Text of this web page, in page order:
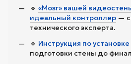
🔹 «Мозг» вашей
идеальный контроллер —
технического эксперта.
🔹 Инструкция по
подготовки стены до